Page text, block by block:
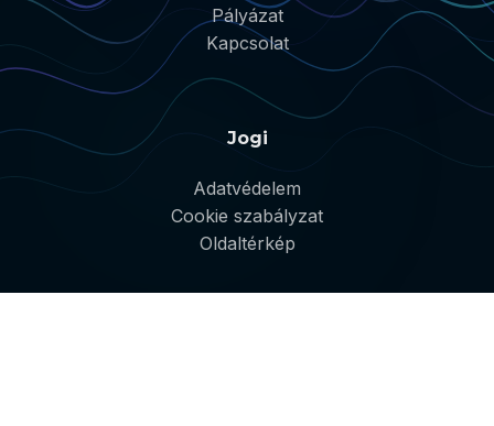
Pályázat
Kapcsolat
Jogi
Adatvédelem
Cookie szabályzat
Oldaltérkép